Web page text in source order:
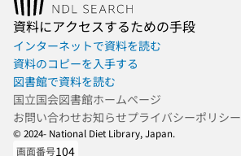
資料にアクセスするための手段
インターネットで資料を読む
資料のコピーを入手する
図書館で資料を読む
国立国会図書館ホームページ
お問い合わせお知らせプライバシーポリシー
© 2024- National Diet Library, Japan.
画面番号104